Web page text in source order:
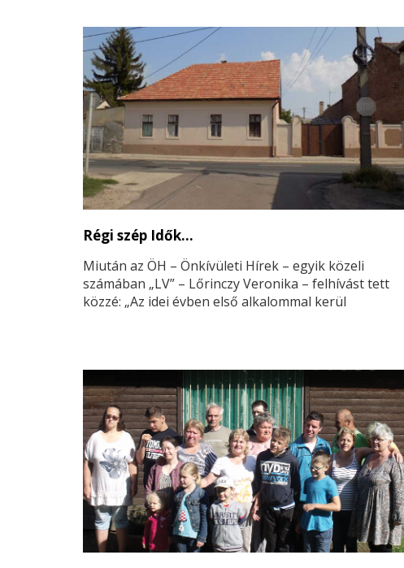
Régi szép Idők…
Miután az ÖH – Önkívületi Hírek – egyik közeli
számában „LV” – Lőrinczy Veronika – felhívást tett
közzé: „Az idei évben első alkalommal kerül